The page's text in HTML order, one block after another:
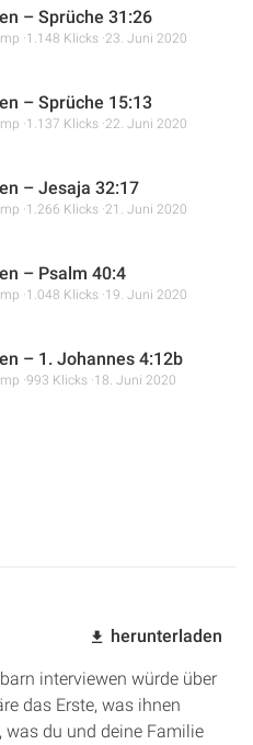
– Sprüche 31:26
1.148 Klicks 23. Juni 2020
– Sprüche 15:13
1.137 Klicks 22. Juni 2020
– Jesaja 32:17
1.266 Klicks 21. Juni 2020
– Psalm 40:4
1.048 Klicks 19. Juni 2020
– 1. Johannes 4:12b
993 Klicks 18. Juni 2020
herunterladen
interviewen würde über
das Erste, was ihnen
was du und deine Familie